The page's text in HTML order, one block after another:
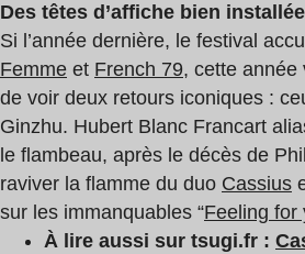
Des têtes d’affiche bien
Si l’année dernière, le festival
Femme et French 79, cette année
de voir deux retours iconiques :
Ginzhu. Hubert Blanc Francart
le flambeau, après le décès de
raviver la flamme du duo Cassius
sur les immanquables “Feeling for
À lire aussi sur tsugi.fr :